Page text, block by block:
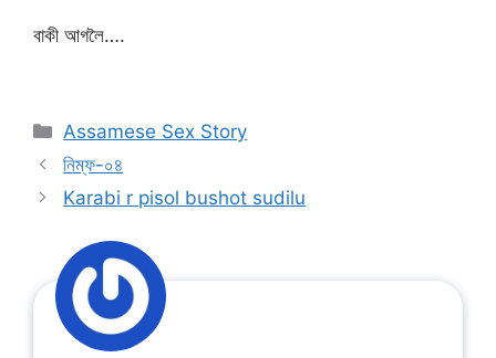
বাকী আগলৈ….
Categories
Assamese Sex Story
নিম্ফ-০৪
Karabi r pisol bushot sudilu